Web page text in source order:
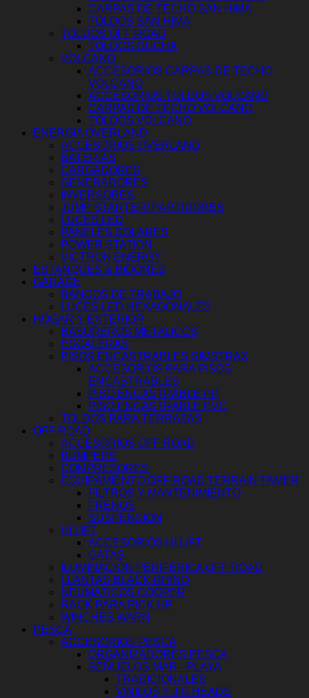
CARPAS DE TECHO SAN HIMA
TOLDOS SAN HIMA
TOLDOS OFF ROAD
TOLDOS DUCHA
VOLCANO
ACCESORIOS CARPAS DE TECHO
VOLCANO
ACCESORIOS TOLDOS VOLCANO
CARPAS DE TECHO VOLCANO
TOLDOS VOLCANO
ENERGIA OVERLAND
ACCESORIOS OVERLAND
BATERÍAS
CARGADORES
GENERADORES
INVERSORES
JUMP STARTER/ PARTIDORES
LUCES LED
PANELES SOLARES
POWER STATION
VICTRON ENERGY
ESTANQUES & BIDONES
GARAGE
BANCOS DE TRABAJO
LUCES LED HEXAGONALES
HOGAR Y EXTERIOR
BASUREROS METALICOS
ESCALERAS
PISOS ENCASTRABLES SIMSTRAX
ACCESORIOS PARA PISOS
ENCASTRABLES
PISO ENCASTRABLE PP
PISO ENCASTRABLE PVC
TOLDOS PARA TERRAZAS
OFF ROAD
ACCESORIOS OFF ROAD
BUMPERS
COMPRESORES
EQUIPAMIENTO OFF ROAD TERRAIN TAMER
FILTROS Y MANTENIMIENTO
FRENOS
SUSPENSIÓN
HI LIFT
ACCESORIOS HI LIFT
GATAS
ILUMINACIÓN PERIFÉRICA OFF ROAD
LLANTAS BLACK RHINO
NEUMATICOS COOPER
RACK PARA PICK UP
WINCHES WARN
PESCA
ACCESORIOS PESCA
ORGANIZADORES PESCA
SEÑUELOS MAR - PLAYA
TRADICIONALES
VINILOS Y JIG HEADS